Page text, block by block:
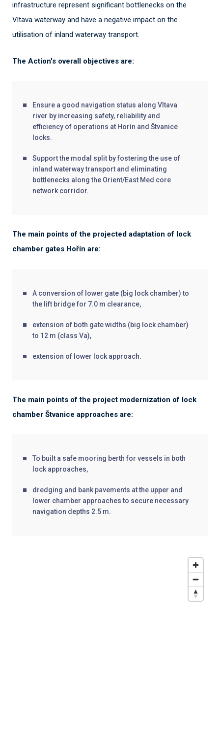
infrastructure represent significant bottlenecks on the
Vltava waterway and have a negative impact on the
utilisation of inland waterway transport.
The Action's overall objectives are:
Ensure a good navigation status along Vltava
river by increasing safety, reliability and
efficiency of operations at Horín and Štvanice
locks.
Support the modal split by fostering the use of
inland waterway transport and eliminating
bottlenecks along the Orient/East Med core
network corridor.
The main points of the projected adaptation of lock
chamber gates Hořín are:
A conversion of lower gate (big lock chamber) to
the lift bridge for 7.0 m clearance,
extension of both gate widths (big lock chamber)
to 12 m (class Va),
extension of lower lock approach.
The main points of the project modernization of lock
chamber Štvanice approaches are:
To built a safe mooring berth for vessels in both
lock approaches,
dredging and bank pavements at the upper and
lower chamber approaches to secure necessary
navigation depths 2.5 m.